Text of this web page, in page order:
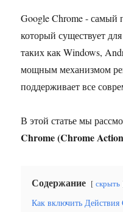
Google Chrome - самый
который существует
таких как Windows,
мощным механизмом
поддерживает все
В этой статье мы
Chrome (Chrome
Содержание скрыть
Как включить